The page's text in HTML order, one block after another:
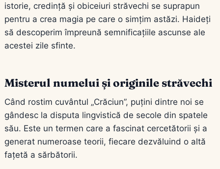
istorie, credință și obiceiuri străvechi se suprapun
pentru a crea magia pe care o simțim astăzi. Haideți
să descoperim împreună semnificațiile ascunse ale
acestei zile sfinte.
Misterul numelui și originile străvechi
Când rostim cuvântul „Crăciun”, puțini dintre noi se
gândesc la disputa lingvistică de secole din spatele
său. Este un termen care a fascinat cercetătorii și a
generat numeroase teorii, fiecare dezvăluind o altă
fațetă a sărbătorii.